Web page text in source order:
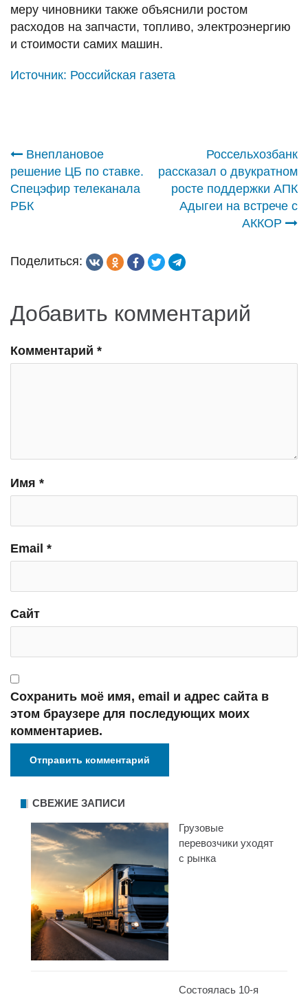
меру чиновники также объяснили ростом
расходов на запчасти, топливо, электроэнергию
и стоимости самих машин.
Источник: Российская газета
Навигация
по
Внеплановое
решение ЦБ по ставке.
Спецэфир телеканала
РБК
Россельхозбанк
рассказал о двукратном
росте поддержки АПК
Адыгеи на встрече с
АККОР
Поделиться:
Добавить комментарий
Комментарий *
Имя *
Email *
Сайт
Сохранить моё имя, email и адрес сайта в
этом браузере для последующих моих
комментариев.
СВЕЖИЕ ЗАПИСИ
Грузовые
перевозчики уходят
с рынка
Состоялась 10-я